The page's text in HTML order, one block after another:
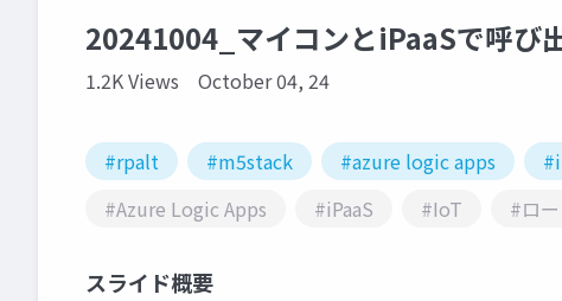
20241004_マイコンとiPaaSで呼び
1.2K Views October 04, 24
#rpalt #m5stack #azure logic apps
#Azure Logic Apps
#iPaaS #IoT #ロ
スライド概要